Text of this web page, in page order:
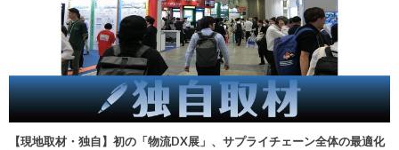
【現地取材・独自】初の「物流DX展」、サプライチェーン全体の最適化